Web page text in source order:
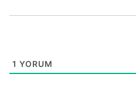
1 YORUM